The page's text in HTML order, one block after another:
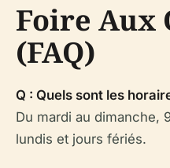
Foire Aux
(FAQ)
Q : Quels sont les
Du mardi au dimanche,
lundis et jours fériés.